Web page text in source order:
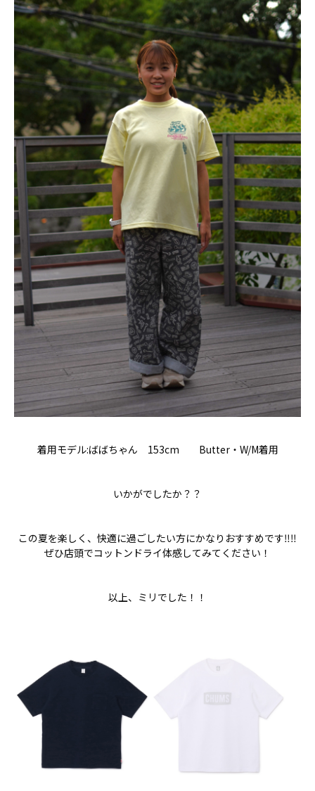
着用モデル:ばばちゃん 153cm Butter・W/M着用
いかがでしたか？？
この夏を楽しく、快適に過ごしたい方にかなりおすすめです‼‼
ぜひ店頭でコットンドライ体感してみてください！
以上、ミリでした！！